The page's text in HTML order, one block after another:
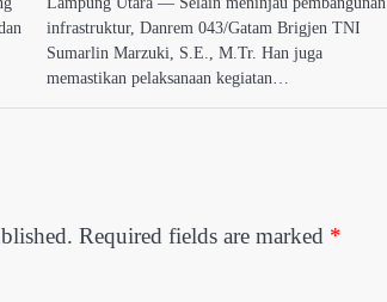
infrastruktur, Danrem 043/Gatam Brigjen TNI
Sumarlin Marzuki, S.E., M.Tr. Han juga
memastikan pelaksanaan kegiatan…
Required fields are marked *